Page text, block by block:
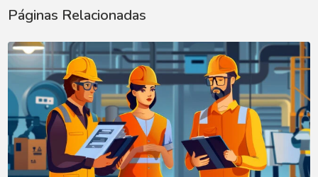
Páginas Relacionadas